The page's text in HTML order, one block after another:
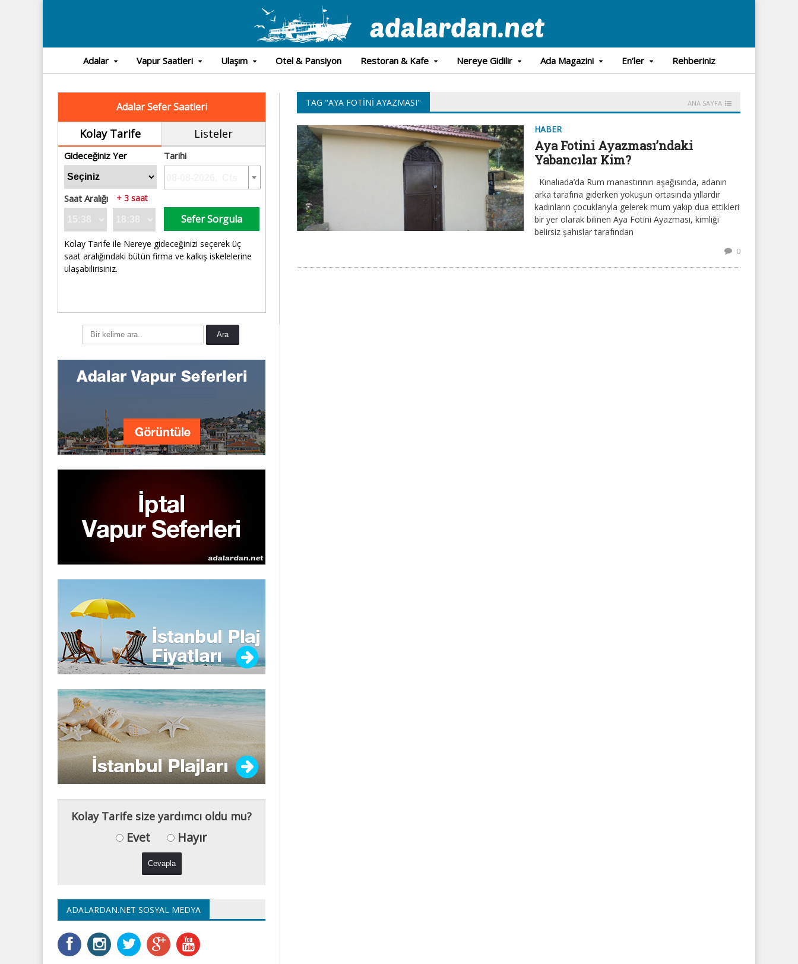
Adalar Vapur Saatleri Ulaşım Otel & Pansiyon Restoran & Kafe Nereye Gidilir Ada Magazini En’ler Rehberiniz
Adalar Sefer Saatleri
Kolay Tarife Listeler
Gideceğiniz Yer Tarihi
Saat Aralığı + 3 saat
Sefer Sorgula
Kolay Tarife ile Nereye gideceğinizi seçerek üç
saat aralığındaki bütün firma ve kalkış iskelelerine
ulaşabilirisiniz.
TAG "AYA FOTINI AYAZMASI" ANA SAYFA
HABER
Aya Fotini Ayazması’ndaki
Yabancılar Kim?
Kınalıada’da Rum manastırının aşağısında, adanın
arka tarafına giderken yokuşun ortasında yıllardır
kadınların çocuklarıyla gelerek mum yakıp dua ettikleri
bir yer olarak bilinen Aya Fotini Ayazması, kimliği
belirsiz şahıslar tarafından
0
Kolay Tarife size yardımcı oldu mu?
Evet Hayır
ADALARDAN.NET SOSYAL MEDYA